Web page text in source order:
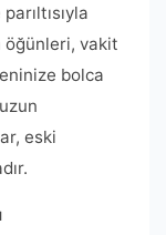
öğünleri, vakit
bolca
eski